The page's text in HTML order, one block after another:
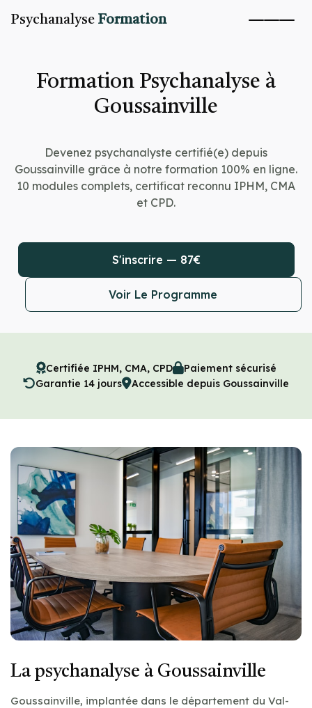
Psychanalyse Formation
Formation Psychanalyse à
Goussainville
Devenez psychanalyste certifié(e) depuis
Goussainville grâce à notre formation 100% en ligne.
10 modules complets, certificat reconnu IPHM, CMA
et CPD.
S'inscrire — 87€
Voir Le Programme
Certifiée IPHM, CMA, CPD
Paiement sécurisé
Garantie 14 jours
Accessible depuis Goussainville
La psychanalyse à Goussainville
Goussainville, implantée dans le département du Val-